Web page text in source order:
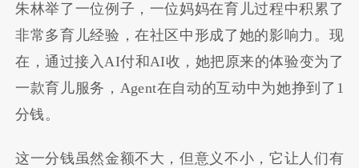
朱林举了一位例子，一位妈妈在育儿过程中积累了
非常多育儿经验，在社区中形成了她的影响力。现
在，通过接入AI付和AI收，她把原来的体验变为了
一款育儿服务，Agent在自动的互动中为她挣到了1
分钱。
这一分钱虽然金额不大，但意义不小，它让人们有